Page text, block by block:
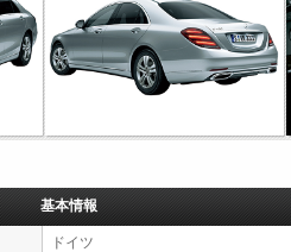
基本情報
ドイツ